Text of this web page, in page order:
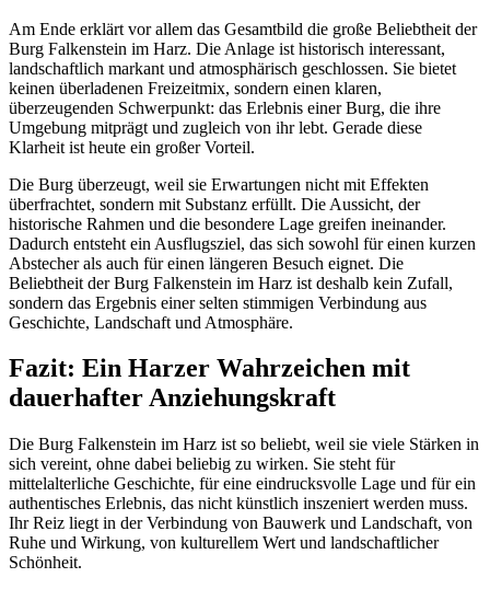
Am Ende erklärt vor allem das Gesamtbild die große Beliebtheit der
Burg Falkenstein im Harz. Die Anlage ist historisch interessant,
landschaftlich markant und atmosphärisch geschlossen. Sie bietet
keinen überladenen Freizeitmix, sondern einen klaren,
überzeugenden Schwerpunkt: das Erlebnis einer Burg, die ihre
Umgebung mitprägt und zugleich von ihr lebt. Gerade diese
Klarheit ist heute ein großer Vorteil.
Die Burg überzeugt, weil sie Erwartungen nicht mit Effekten
überfrachtet, sondern mit Substanz erfüllt. Die Aussicht, der
historische Rahmen und die besondere Lage greifen ineinander.
Dadurch entsteht ein Ausflugsziel, das sich sowohl für einen kurzen
Abstecher als auch für einen längeren Besuch eignet. Die
Beliebtheit der Burg Falkenstein im Harz ist deshalb kein Zufall,
sondern das Ergebnis einer selten stimmigen Verbindung aus
Geschichte, Landschaft und Atmosphäre.
Fazit: Ein Harzer Wahrzeichen mit
dauerhafter Anziehungskraft
Die Burg Falkenstein im Harz ist so beliebt, weil sie viele Stärken in
sich vereint, ohne dabei beliebig zu wirken. Sie steht für
mittelalterliche Geschichte, für eine eindrucksvolle Lage und für ein
authentisches Erlebnis, das nicht künstlich inszeniert werden muss.
Ihr Reiz liegt in der Verbindung von Bauwerk und Landschaft, von
Ruhe und Wirkung, von kulturellem Wert und landschaftlicher
Schönheit.